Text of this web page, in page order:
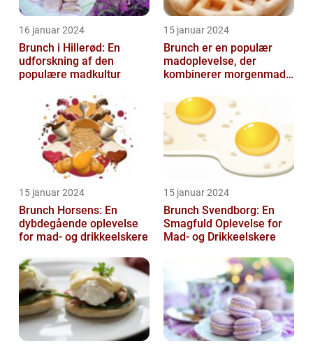
16 januar 2024
Brunch i Hillerød: En
udforskning af den
populære madkultur
15 januar 2024
Brunch er en populær
madoplevelse, der
kombinerer morgenmad
afslappet og hygg...
15 januar 2024
Brunch Horsens: En
dybdegående oplevelse
for mad- og drikkeelskere
15 januar 2024
Brunch Svendborg: En
Smagfuld Oplevelse for
Mad- og Drikkeelskere